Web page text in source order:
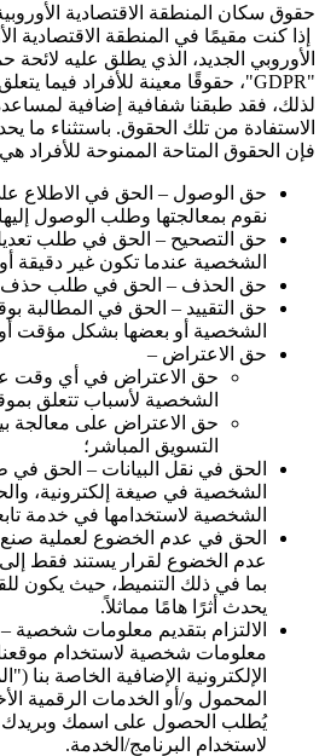
حقوق سكان المنطقة الاقتصادية
إذا كنت مقيمًا في المنطقة الاقتصادية
الأوروبي الجديد، الذي يطلق عليه لائحة
"GDPR"، حقوقًا معينة للأفراد فيما
لذلك، فقد طبقنا شفافية إضافية
الاستفادة من تلك الحقوق. باستثناء ما
فإن الحقوق المتاحة الممنوحة للأفراد
حق الوصول – الحق في الاطلاع
نقوم بمعالجتها وطلب الوصول
حق التصحيح – الحق في طلب تعديل
الشخصية عندما تكون غير دقيقة
حق الحذف – الحق في طلب حذف
حق التقييد – الحق في المطالبة
الشخصية أو بعضها بشكل مؤقت أو
حق الاعتراض –
حق الاعتراض في أي وقت
الشخصية لأسباب تتعلق
حق الاعتراض على معالجة
التسويق المباشر؛
الحق في نقل البيانات – الحق
الشخصية في صيغة إلكترونية،
الشخصية لاستخدامها في خدمة
الحق في عدم الخضوع لعملية صنع
عدم الخضوع لقرار يستند فقط إلى
بما في ذلك التنميط، حيث يكون
يحدث أثرًا هامًا مماثلاً.
الالتزام بتقديم معلومات
معلومات شخصية لاستخدام
الإلكترونية الإضافية الخاصة بنا
المحمول و/أو الخدمات الرقمية
يُطلب الحصول على اسمك وبريدك
لاستخدام البرنامج/الخدمة.